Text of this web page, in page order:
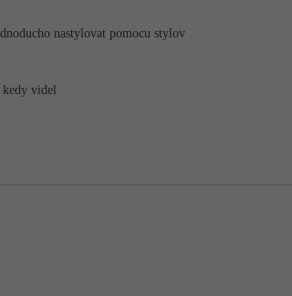
nastylovat pomocu stylov
videl